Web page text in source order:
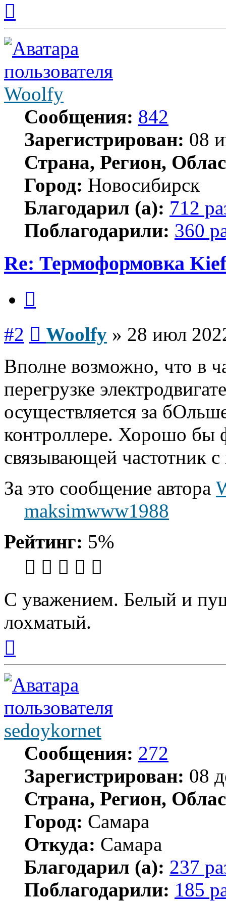
началу
Woolfy
Сообщения: 842
Зарегистрирован: 08
Страна, Регион,
Город: Новосибирск
Благодарил (а): 712
Поблагодарили: 360
Re: Термоформовка
#2 Woolfy » 28 июл
Вполне возможно, что в
перегрузке
осуществляется за
контроллере. Хорошо бы
связывающей частотник
За это сообщение автора
maksimwww1988
Рейтинг: 5%
С уважением. Белый и
лохматый.
началу
sedoykornet
Сообщения: 272
Зарегистрирован: 08
Страна, Регион,
Город: Самара
Откуда: Самара
Благодарил (а): 237
Поблагодарили: 185